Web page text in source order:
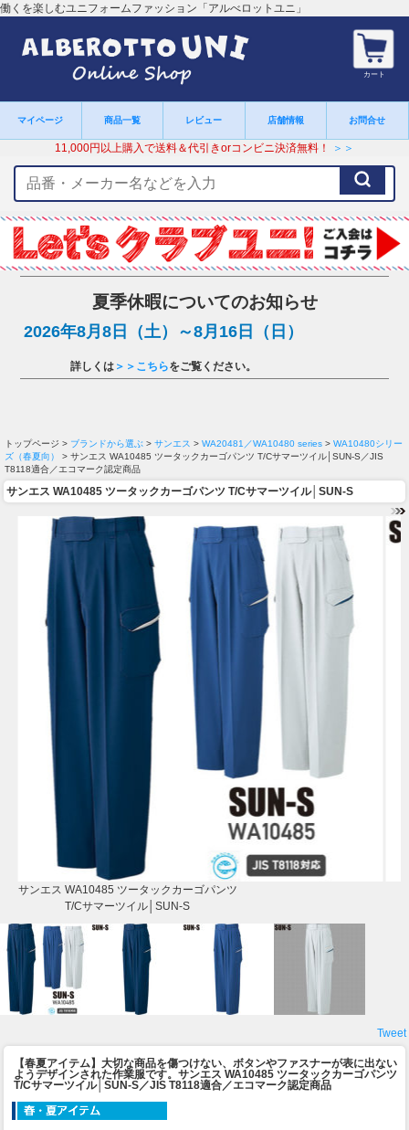
働くを楽しむユニフォームファッション「アルべロットユニ」
カート
マイページ 商品一覧 レビュー 店舗情報 お問合せ
11,000円以上購入で送料＆代引きorコンビニ決済無料！ ＞＞
ー
ワ
ー
ド
夏季休暇についてのお知らせ
2026年8月8日（土）～8月16日（日）
詳しくは ＞＞こちらをご覧ください。
トップページ > ブランドから選ぶ > サンエス > WA20481／WA10480 series > WA10480シリー
ズ（春夏向）
> サンエス WA10485 ツータックカーゴパンツ T/Cサマーツイル│SUN-S／JIS
T8118適合／エコマーク認定商品
サンエス WA10485 ツータックカーゴパンツ T/Cサマーツイル│SUN-S
サンエス WA10485 ツータックカーゴパンツ
T/Cサマーツイル│SUN-S
Tweet
【春夏アイテム】大切な商品を傷つけない、ボタンやファスナーが表に出ない
ようデザインされた作業服です。 サンエス WA10485 ツータックカーゴパンツ
T/Cサマーツイル│SUN-S／JIS T8118適合／エコマーク認定商品